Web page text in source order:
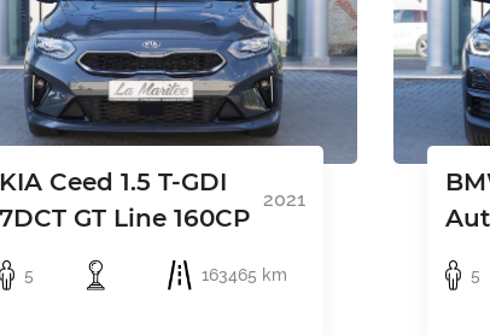
KIA Ceed 1.5 T-GDI
7DCT GT Line 160CP
2021
5 163465 km 5